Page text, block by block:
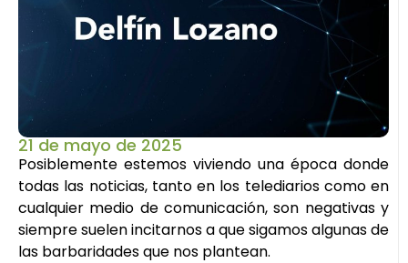
21 de mayo de 2025
Posiblemente estemos viviendo una época donde
todas las noticias, tanto en los telediarios como en
cualquier medio de comunicación, son negativas y
siempre suelen incitarnos a que sigamos algunas de
las barbaridades que nos plantean.